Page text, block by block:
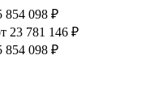
854 098 ₽
23 781 146 ₽
854 098 ₽